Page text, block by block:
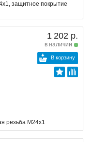
защитное покрытие
1 202 р.
в наличии
В корзину
резьба М24х1